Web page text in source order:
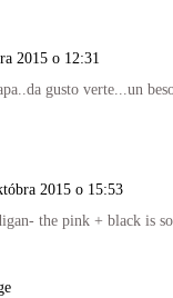
2015 o 12:31
gusto verte...un
2015 o 15:53
the pink + black is